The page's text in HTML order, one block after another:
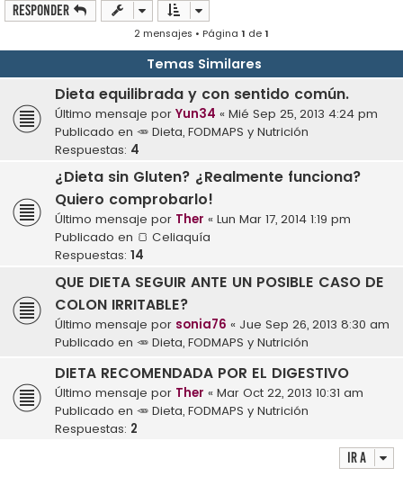
Responder
2 mensajes • Página 1 de1
Temas Similares
Dieta equilibrada y con sentido común.
Último mensaje por Yun34 « Mié Sep 25, 2013 4:24 pm
Publicado en 🥕 Dieta, FODMAPS y Nutrición
Respuestas: 4
¿Dieta sin Gluten? ¿Realmente funciona?
Quiero comprobarlo!
Último mensaje por Ther « Lun Mar 17, 2014 1:19 pm
Publicado en 🍞 Celiaquía
Respuestas: 14
QUE DIETA SEGUIR ANTE UN POSIBLE CASO DE
COLON IRRITABLE?
Último mensaje por sonia76 « Jue Sep 26, 2013 8:30 am
Publicado en 🥕 Dieta, FODMAPS y Nutrición
DIETA RECOMENDADA POR EL DIGESTIVO
Último mensaje por Ther « Mar Oct 22, 2013 10:31 am
Publicado en 🥕 Dieta, FODMAPS y Nutrición
Respuestas: 2
Ir a